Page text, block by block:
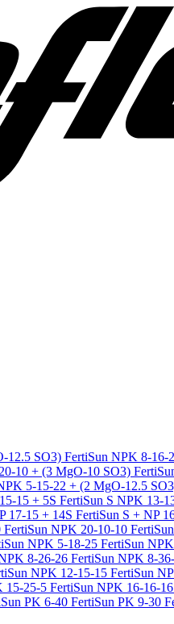
12.5 SO3) FertiSun NPK 8-16-
10 + (3 MgO-10 SO3)
5-15-22 + (2 MgO-12.5
15 + 5S FertiSun S NPK 13-
17-15 + 14S FertiSun S + NP
FertiSun NPK 20-10-10
NPK 5-18-25 FertiSun
8-26-26 FertiSun NPK 8-
NPK 12-15-15 FertiSun
15-25-5 FertiSun NPK 16-16-16
PK 6-40 FertiSun PK 9-30